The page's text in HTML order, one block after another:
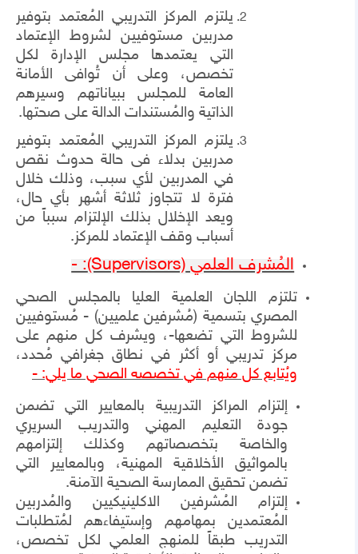
يلتزم المركز التدريبي المُعتمد بتوفير
مدربين مستوفيين لشروط الإعتماد
التي يعتمدها مجلس الإدارة لكل
تخصص، وعلى أن تُوافى الأمانة
العامة للمجلس ببياناتهم وسيرهم
الذاتية والمُستندات الدالة على صحتها.
يلتزم المركز التدريبي المُعتمد بتوفير
مدربين بدلاء فى حالة حدوث نقص
في المدربين لأي سبب، وذلك خلال
فترة لا تتجاوز ثلاثة أشهر بأي حال،
ويعد الإخلال بذلك الإلتزام سبباً من
أسباب وقف الإعتماد للمركز.
المُشرف العلمي(Supervisors)
: -
تلتزم اللجان العلمية العليا بالمجلس الصحي
المصري بتسمية (مُشرفين علميين) - مُستوفيين
للشروط التي تضعها-، ويشرف كل منهم على
مركز تدريبي أو أكثر في نطاق جغرافي مُحدد،
ويُتابع كل منهم في تخصصه الصحي ما يلي: -
إلتزام المراكز التدريبية بالمعايير التي تضمن
جودة التعليم المهني والتدريب السريري
والخاصة بتخصصاتهم وكذلك إلتزامهم
بالمواثيق الأخلاقية المهنية، وبالمعايير التي
تضمن تحقيق الممارسة الصحية الآمنة.
إلتزام المُشرفين الاكلينيكيين والمُدربين
المُعتمدين بمهامهم وإستيفاءهم لمُتطلبات
التدريب طبقاً للمنهج العلمي لكل تخصص،